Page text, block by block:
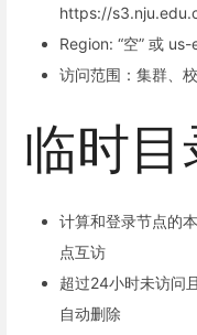
https://
Region: “空” 或 us-
访问范围：集群、
临时目
计算和登录节点的
点互访
超过24小时未访问
自动删除